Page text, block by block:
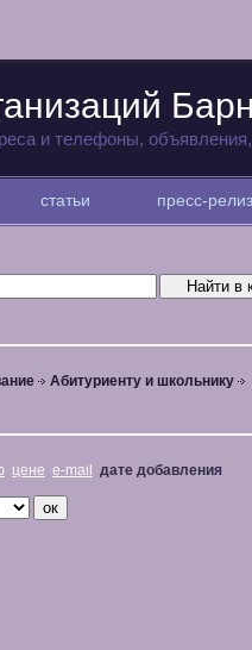
и телефоны,
статьи пресс-
Абитуриенту и школьнику
цене e-mail дате добавления